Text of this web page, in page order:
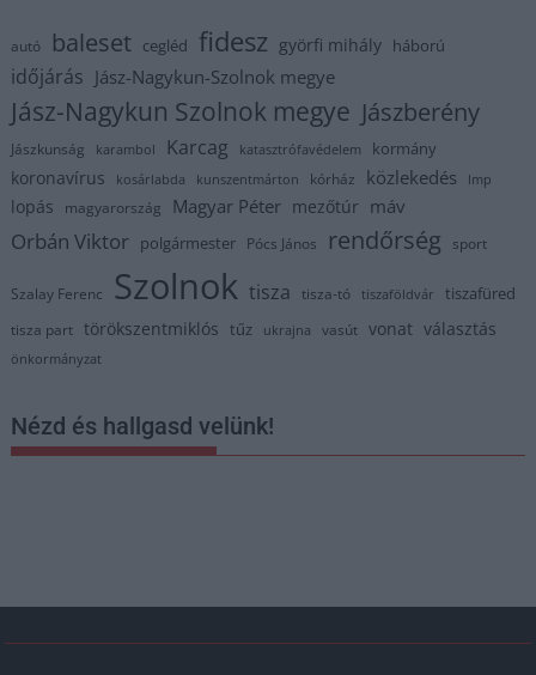
autó baleset cegléd fidesz györfi mihály háború
időjárás Jász-Nagykun-Szolnok megye
Jász-Nagykun Szolnok megye Jászberény
Jászkunság karambol Karcag katasztrófavédelem kormány
koronavírus kosárlabda kunszentmárton kórház közlekedés lmp
lopás magyarország Magyar Péter mezőtúr máv
Orbán Viktor polgármester Pócs János rendőrség sport
Szalay Ferenc Szolnok tisza tisza-tó tiszaföldvár tiszafüred
tisza part törökszentmiklós tűz ukrajna vasút vonat választás
önkormányzat
Nézd és hallgasd velünk!